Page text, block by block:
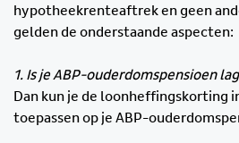
hypotheekrenteaftrek en geen
gelden de onderstaande aspecten:
1. Is je ABP-ouderdomspensioen
Dan kun je de loonheffingskorting
toepassen op je ABP-